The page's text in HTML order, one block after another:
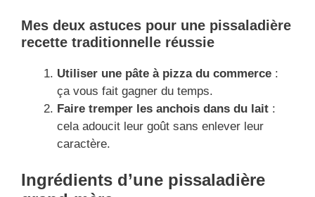
Mes deux astuces pour une pissaladière
recette traditionnelle​ réussie
Utiliser une pâte à pizza du commerce :
ça vous fait gagner du temps.
Faire tremper les anchois dans du lait :
cela adoucit leur goût sans enlever leur
caractère.
Ingrédients d’une pissaladière